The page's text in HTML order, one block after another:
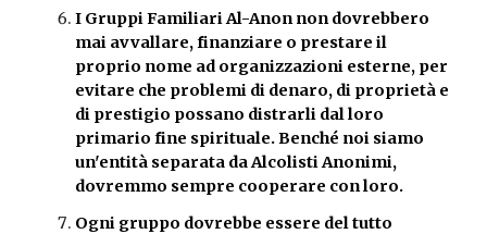
I Gruppi Familiari Al-Anon non dovrebbero
mai avvallare, finanziare o prestare il
proprio nome ad organizzazioni esterne, per
evitare che problemi di denaro, di proprietà e
di prestigio possano distrarli dal loro
primario fine spirituale. Benché noi siamo
un'entità separata da Alcolisti Anonimi,
dovremmo sempre cooperare con loro.
Ogni gruppo dovrebbe essere del tutto